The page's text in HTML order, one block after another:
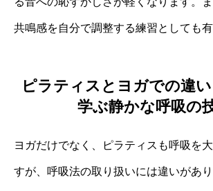
共鳴感を自分で調整する練習としても有
ピラティスとヨガでの違
学ぶ静かな呼吸の
ヨガだけでなく、ピラティスも呼吸を
すが、呼吸法の取り扱いには違いがあ